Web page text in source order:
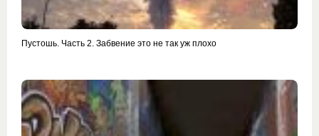
Пустошь. Часть 2. Забвение это не так уж плохо